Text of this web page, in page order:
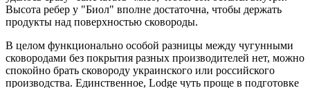
Высота ребер у "Биол" вполне достаточна, чтобы держать
продукты над поверхностью сковороды.
В целом функционально особой разницы между чугунными
сковородами без покрытия разных производителей нет, можно
спокойно брать сковороду украинского или российского
производства. Единственное, Lodge чуть проще в подготовке